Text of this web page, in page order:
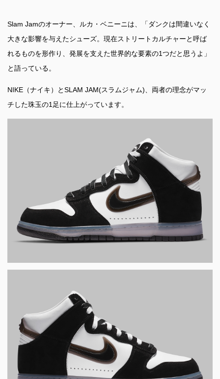
Slam Jamのオーナー、ルカ・ベニーニは、「ダンクは間違いなく
大きな影響を与えたシューズ。現在ストリートカルチャーと呼ば
れるものを形作り、発展を支えた世界的な要素の1つだと思うよ」
と語っている。
NIKE（ナイキ）とSLAM JAM(スラムジャム)、両者の理念がマッ
チした珠玉の1足に仕上がっています。